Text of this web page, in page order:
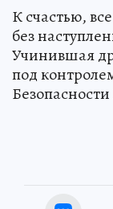
К счастью,
без
Учинившая
под